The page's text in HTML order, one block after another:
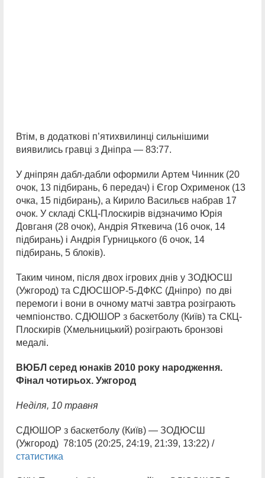
Втім, в додаткові п’ятихвилинці сильнішими
виявились гравці з Дніпра — 83:77.
У дніпрян дабл-дабли оформили Артем Чинник (20
очок, 13 підбирань, 6 передач) і Єгор Охрименок (13
очка, 15 підбирань), а Кирило Васильєв набрав 17
очок. У складі СКЦ-Плоскирів відзначимо Юрія
Довганя (28 очок), Андрія Яткевича (16 очок, 14
підбирань) і Андрія Гурницького (6 очок, 14
підбирань, 5 блоків).
Таким чином, після двох ігрових днів у ЗОДЮСШ
(Ужгород) та СДЮСШОР-5-ДФКС (Дніпро) по дві
перемоги і вони в очному матчі завтра розіграють
чемпіонство. СДЮШОР з баскетболу (Київ) та СКЦ-
Плоскирів (Хмельницький) розіграють бронзові
медалі.
ВЮБЛ серед юнаків 2010 року народження.
Фінал чотирьох. Ужгород
Неділя, 10 травня
СДЮШОР з баскетболу (Київ) — ЗОДЮСШ
(Ужгород) 78:105 (20:25, 24:19, 21:39, 13:22) /
статистика